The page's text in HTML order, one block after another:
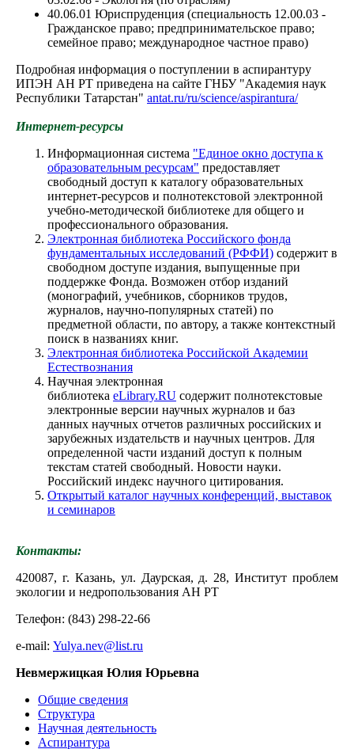
40.06.01 Юриспруденция (специальность 12.00.03 -
Гражданское право; предпринимательское право;
семейное право; международное частное право)
Подробная информация о поступлении в аспирантуру
ИПЭН АН РТ приведена на сайте ГНБУ "Академия наук
Республики Татарстан" antat.ru/ru/science/aspirantura/
Интернет-ресурсы
Информационная система "Единое окно доступа к
образовательным ресурсам" предоставляет
свободный доступ к каталогу образовательных
интернет-ресурсов и полнотекстовой электронной
учебно-методической библиотеке для общего и
профессионального образования.
Электронная библиотека Российского фонда
фундаментальных исследований (РФФИ) содержит в
свободном доступе издания, выпущенные при
поддержке Фонда. Возможен отбор изданий
(монографий, учебников, сборников трудов,
журналов, научно-популярных статей) по
предметной области, по автору, а также контекстный
поиск в названиях книг.
Электронная библиотека Российской Академии
Естествознания
Научная электронная
библиотека eLibrary.RU содержит полнотекстовые
электронные версии научных журналов и баз
данных научных отчетов различных российских и
зарубежных издательств и научных центров. Для
определенной части изданий доступ к полным
текстам статей свободный. Новости науки.
Российский индекс научного цитирования.
Открытый каталог научных конференций, выставок
и семинаров
Контакты:
420087, г. Казань, ул. Даурская, д. 28,Институт проблем
экологии и недропользования АН РТ
Телефон: (843) 298-22-66
e-mail: Yulya.nev@list.ru
Невмержицкая Юлия Юрьевна
Общие сведения
Структура
Научная деятельность
Аспирантура